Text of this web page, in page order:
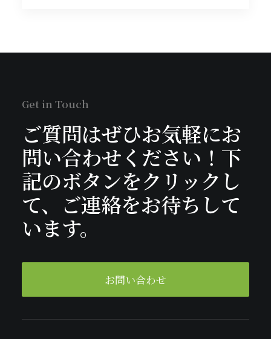
Get in Touch
ご質問はぜひお気軽にお
問い合わせください！下
記のボタンをクリックし
て、ご連絡をお待ちして
います。
お問い合わせ